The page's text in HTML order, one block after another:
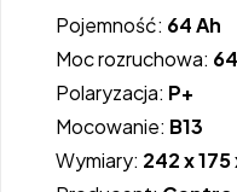
Pojemność: 64 Ah
Moc rozruchowa:
Polaryzacja: P+
Mocowanie: B13
Wymiary: 242 x 175